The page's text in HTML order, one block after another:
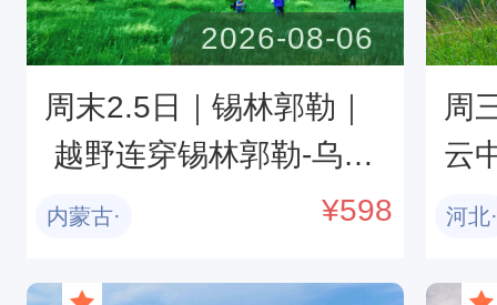
周末2.5日｜锡林郭勒｜
越野连穿锡林郭勒-乌兰
布统无人区-浑善达克沙
晚会
2026-08-06
内蒙古· ¥598
周
云
0
河北·